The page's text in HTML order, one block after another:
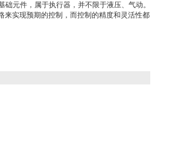
元件，属于执行器，并不限于液压、气动。
来实现预期的控制，而控制的精度和灵活性都